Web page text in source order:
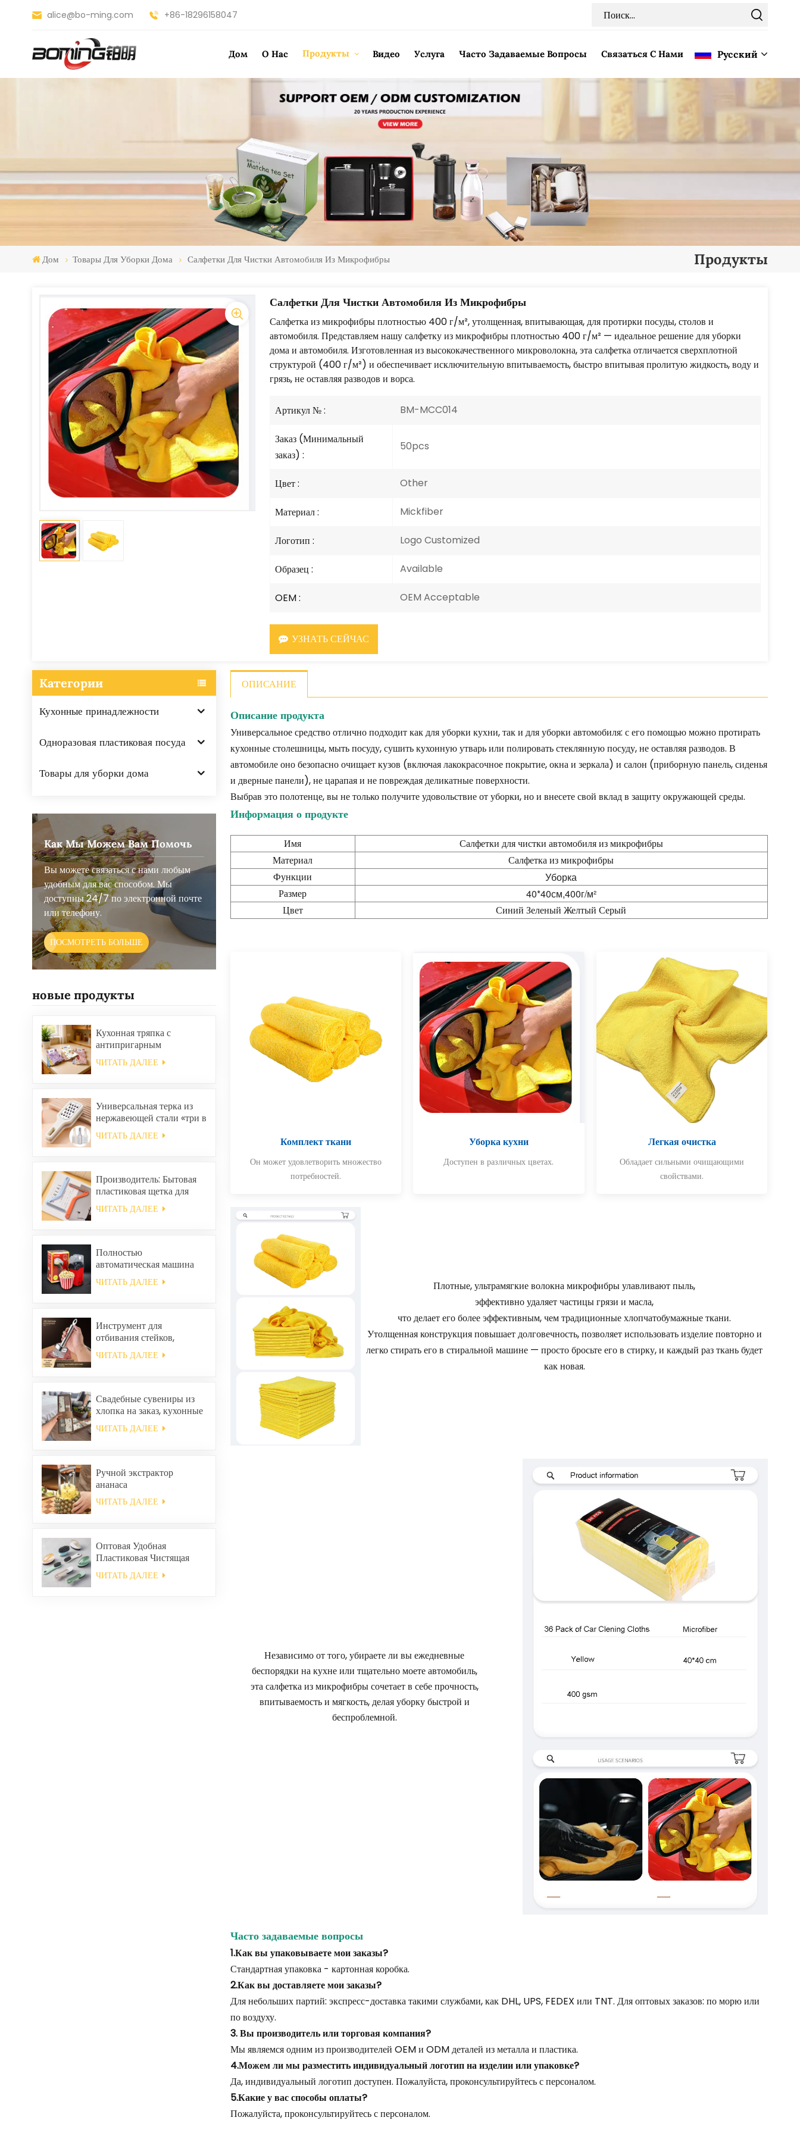
alice@bo-ming.com +86-18296158047
Дом О Нас Продукты Видео Услуга Часто Задаваемые Вопросы Связаться С Нами Pусский
English
Français
Español
Türkçe
العربية
Дом Товары Для Уборки Дома Салфетки Для Чистки Автомобиля Из Микрофибры Продукты
Салфетки Для Чистки Автомобиля Из Микрофибры
Салфетка из микрофибры плотностью 400 г/м², утолщенная, впитывающая, для протирки посуды, столов и
автомобиля. Представляем нашу салфетку из микрофибры плотностью 400 г/м² — идеальное решение для уборки
дома и автомобиля. Изготовленная из высококачественного микроволокна, эта салфетка отличается сверхплотной
структурой (400 г/м²) и обеспечивает исключительную впитываемость, быстро впитывая пролитую жидкость, воду и
грязь, не оставляя разводов и ворса.
Артикул № : BM-MCC014
Заказ (Минимальный
заказ) :
50pcs
Цвет : Other
Материал : Mickfiber
Логотип : Logo Customized
Образец : Available
OEM : OEM Acceptable
УЗНАТЬ СЕЙЧАС
Категории
Кухонные принадлежности
Одноразовая пластиковая посуда
Товары для уборки дома
Как Мы Можем Вам Помочь
Вы можете связаться с нами любым
удобным для вас способом. Мы
доступны 24/7 по электронной почте
или телефону.
ПОСМОТРЕТЬ БОЛЬШЕ
новые продукты
Кухонная тряпка с
антипригарным
покрытием и маслом,
легко моется, утолщенная,
многоразовая,
экологичная.
ЧИТАТЬ ДАЛЕЕ
Универсальная терка из
нержавеющей стали «три в
одном».
ЧИТАТЬ ДАЛЕЕ
Производитель: Бытовая
пластиковая щетка для
уборки одежды, средство
для удаления статического
ЧИТАТЬ ДАЛЕЕ
Полностью
автоматическая машина
для приготовления
попкорна, портативная
ЧИТАТЬ ДАЛЕЕ
Инструмент для
отбивания стейков,
размягчитель говядины.
ЧИТАТЬ ДАЛЕЕ
Свадебные сувениры из
хлопка на заказ, кухонные
полотенца для уборки
дома, квадратные
ЧИТАТЬ ДАЛЕЕ
Ручной экстрактор
ананаса
ЧИТАТЬ ДАЛЕЕ
Оптовая Удобная
Пластиковая Чистящая
Щетка
ЧИТАТЬ ДАЛЕЕ
ОПИСАНИЕ
Описание продукта
Универсальное средство отлично подходит как для уборки кухни, так и для уборки автомобиля: с его помощью можно протирать
кухонные столешницы, мыть посуду, сушить кухонную утварь или полировать стеклянную посуду, не оставляя разводов. В
автомобиле оно безопасно очищает кузов (включая лакокрасочное покрытие, окна и зеркала) и салон (приборную панель, сиденья
и дверные панели), не царапая и не повреждая деликатные поверхности.
Выбрав это полотенце, вы не только получите удовольствие от уборки, но и внесете свой вклад в защиту окружающей среды.
Информация о продукте
Имя
Салфетки для чистки автомобиля из микрофибры
Материал
Салфетка из микрофибры
Функции
Уборка
Размер
40*40см,400г/м²
Цвет
Синий Зеленый Желтый Серый
Комплект ткани
Он может удовлетворить множество
потребностей.
Уборка кухни
Доступен в различных цветах.
Легкая очистка
Обладает сильными очищающими
свойствами.
Плотные, ультрамягкие волокна микрофибры улавливают пыль,
эффективно удаляет частицы грязи и масла,
что делает его более эффективным, чем традиционные хлопчатобумажные ткани.
Утолщенная конструкция повышает долговечность, позволяет использовать изделие повторно и
легко стирать его в стиральной машине — просто бросьте его в стирку, и каждый раз ткань будет
как новая.
Независимо от того, убираете ли вы ежедневные
беспорядки на кухне или тщательно моете автомобиль,
эта салфетка из микрофибры сочетает в себе прочность,
впитываемость и мягкость, делая уборку быстрой и
беспроблемной.
Часто задаваемые вопросы
1.Как вы упаковываете мои заказы?
Стандартная упаковка - картонная коробка.
2.Как вы доставляете мои заказы?
Для небольших партий: экспресс-доставка такими службами, как DHL, UPS, FEDEX или TNT. Для оптовых заказов: по морю или
по воздуху.
3. Вы производитель или торговая компания?
Мы являемся одним из производителей OEM и ODM деталей из металла и пластика.
4.Можем ли мы разместить индивидуальный логотип на изделии или упаковке?
Да, индивидуальный логотип доступен. Пожалуйста, проконсультируйтесь с персоналом.
5.Какие у вас способы оплаты?
Пожалуйста, проконсультируйтесь с персоналом.